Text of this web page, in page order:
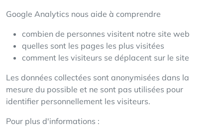
Google Analytics nous aide à comprendre
combien de personnes visitent notre site web
quelles sont les pages les plus visitées
comment les visiteurs se déplacent sur le site
Les données collectées sont anonymisées dans la
mesure du possible et ne sont pas utilisées pour
identifier personnellement les visiteurs.
Pour plus d'informations :